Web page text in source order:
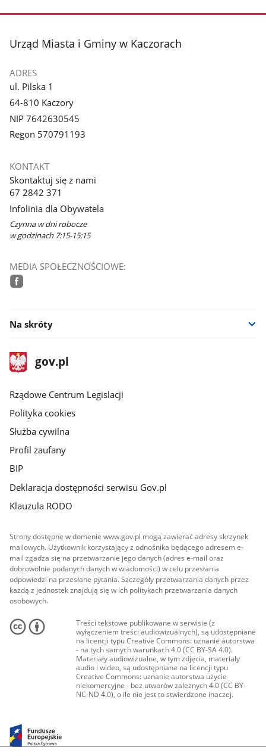
stopka
Urząd Miasta i Gminy w Kaczorach
ADRES
ul. Pilska 1
64-810 Kaczory
NIP 7642630545
Regon 570791193
KONTAKT
Skontaktuj się z nami
67 2842 371
Infolinia dla Obywatela
Czynna w dni robocze
w godzinach 7:15-15:15
MEDIA SPOŁECZNOŚCIOWE:
Na skróty
stopka
gov.plStrona
gov.pl
Rządowe Centrum Legislacji
Polityka cookies
Służba cywilna
Profil zaufany
BIP
Deklaracja dostępności serwisu Gov.pl
Klauzula RODO
Strony dostępne w domenie www.gov.pl mogą zawierać adresy skrzynek
mailowych. Użytkownik korzystający z odnośnika będącego adresem e-
mail zgadza się na przetwarzanie jego danych (adres e-mail oraz
dobrowolnie podanych danych w wiadomości) w celu przesłania
odpowiedzi na przesłane pytania. Szczegóły przetwarzania danych przez
każdą z jednostek znajdują się w ich politykach przetwarzania danych
osobowych.
Treści tekstowe publikowane w serwisie (z
wyłączeniem treści audiowizualnych), są udostępniane
na licencji typu Creative Commons: uznanie autorstwa
- na tych samych warunkach 4.0 (CC BY-SA 4.0).
Materiały audiowizualne, w tym zdjęcia, materiały
audio i wideo, są udostępniane na licencji typu
Creative Commons: uznanie autorstwa użycie
niekomercyjne - bez utworów zależnych 4.0 (CC BY-
NC-ND 4.0), o ile nie jest to stwierdzone inaczej.